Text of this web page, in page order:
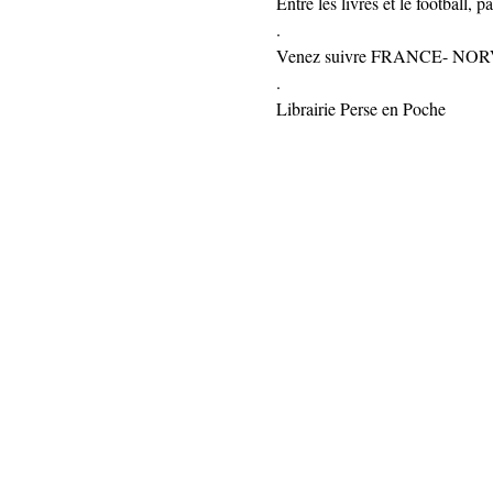
.
Venez suivre FRANCE-
.
Librairie Perse en Poche